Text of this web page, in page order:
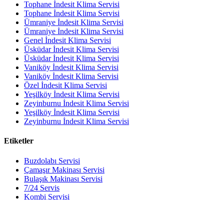
Tophane İndesit Klima Servisi
Tophane İndesit Klima Servisi
Ümraniye İndesit Klima Servisi
Ümraniye İndesit Klima Servisi
Genel İndesit Klima Servisi
Üsküdar İndesit Klima Servisi
Üsküdar İndesit Klima Servisi
Vaniköy İndesit Klima Servisi
Vaniköy İndesit Klima Servisi
Özel İndesit Klima Servisi
Yeşilköy İndesit Klima Servisi
Zeyinburnu İndesit Klima Servisi
Yeşilköy İndesit Klima Servisi
Zeyinburnu İndesit Klima Servisi
Etiketler
Buzdolabı Servisi
Çamaşır Makinası Servisi
Bulaşık Makinası Servisi
7/24 Servis
Kombi Servisi